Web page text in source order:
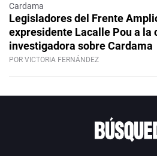
Cardama
Legisladores del Frente
expresidente Lacalle Pou a la
investigadora sobre Cardama
POR VICTORIA FERNÁNDEZ